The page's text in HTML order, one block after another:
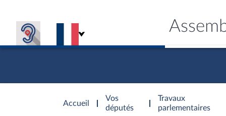
Accueil
d'accueil
Vos
députés
Travaux
parlementaires